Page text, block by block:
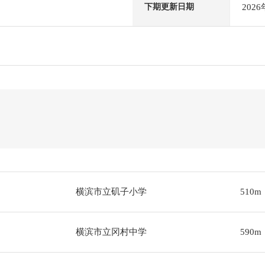
下期更新日期 2026
横滨市立矶子小学 510m
横滨市立冈村中学 590m